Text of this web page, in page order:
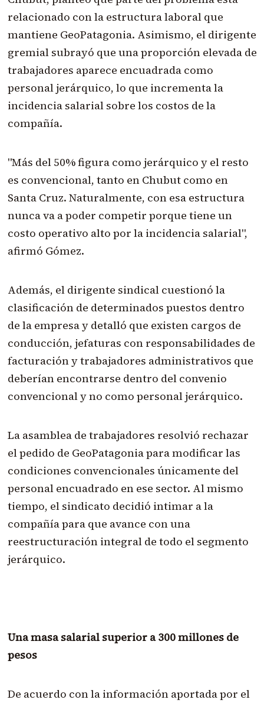
relacionado con la estructura laboral que
mantiene GeoPatagonia. Asimismo, el dirigente
gremial subrayó que una proporción elevada de
trabajadores aparece encuadrada como
personal jerárquico, lo que incrementa la
incidencia salarial sobre los costos de la
compañía.
"Más del 50% figura como jerárquico y el resto
es convencional, tanto en Chubut como en
Santa Cruz. Naturalmente, con esa estructura
nunca va a poder competir porque tiene un
costo operativo alto por la incidencia salarial",
afirmó Gómez.
Además, el dirigente sindical cuestionó la
clasificación de determinados puestos dentro
de la empresa y detalló que existen cargos de
conducción, jefaturas con responsabilidades de
facturación y trabajadores administrativos que
deberían encontrarse dentro del convenio
convencional y no como personal jerárquico.
La asamblea de trabajadores resolvió rechazar
el pedido de GeoPatagonia para modificar las
condiciones convencionales únicamente del
personal encuadrado en ese sector. Al mismo
tiempo, el sindicato decidió intimar a la
compañía para que avance con una
reestructuración integral de todo el segmento
jerárquico.
Una masa salarial superior a 300 millones de
pesos
De acuerdo con la información aportada por el